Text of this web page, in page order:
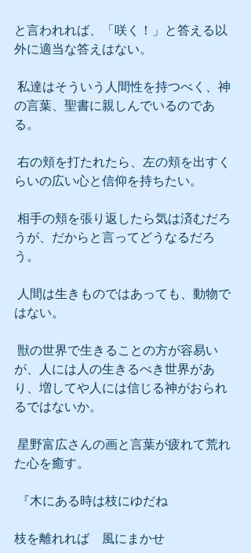
と言われれば、「咲く！」と答える以
外に適当な答えはない。
の言葉、聖書に親しんでいるのであ
る。
らいの広い心と信仰を持ちたい。
うが、だからと言ってどうなるだろ
う。
はない。
が、人には人の生きるべき世界があ
り、増してや人には信じる神がおられ
るではないか。
た心を癒す。
『木にある時は枝にゆだね
枝を離れれば　風にまかせ